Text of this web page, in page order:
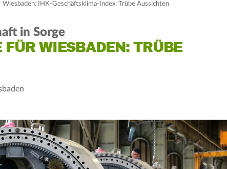
Wiesbaden: IHK-Geschäftsklima-Index: Trübe Aussichten
in Sorge
FÜR WIESBADEN: TRÜBE